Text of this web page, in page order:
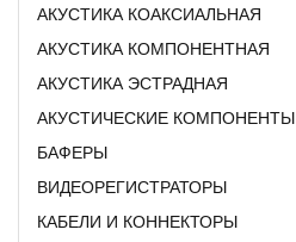
АКУСТИКА КОАКСИАЛЬНАЯ
АКУСТИКА КОМПОНЕНТНАЯ
АКУСТИКА ЭСТРАДНАЯ
АКУСТИЧЕСКИЕ КОМПОНЕНТЫ
БАФЕРЫ
ВИДЕОРЕГИСТРАТОРЫ
КАБЕЛИ И КОННЕКТОРЫ